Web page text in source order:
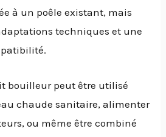
à un poêle existant, mais
techniques et une
bouilleur peut être utilisé
chaude sanitaire, alimenter
ou même être combiné